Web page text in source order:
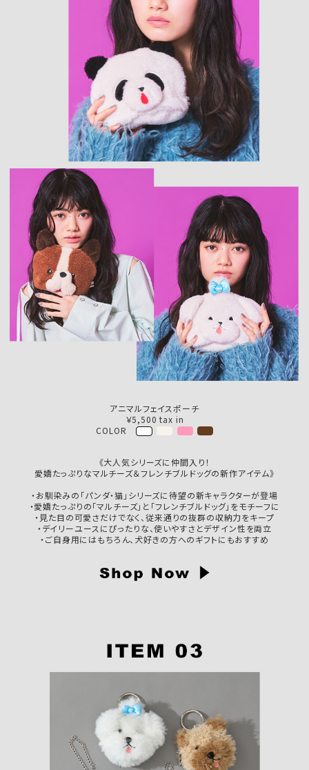
アニマルフェイスポーチ
￥5,500 tax in
COLOR
《大人気シリーズに仲間入り！
愛嬌たっぷりなマルチーズ＆フレンチブルドッグの新作アイテム》
・お馴染みの「パンダ・猫」シリーズに待望の新キャラクターが登場
・愛嬌たっぷりの「マルチーズ」と「フレンチブルドッグ」をモチーフに
・見た目の可愛さだけでなく、従来通りの抜群の収納力をキープ
・デイリーユースにぴったりな、使いやすさとデザイン性を両立
・ご自身用にはもちろん、犬好きの方へのギフトにもおすすめ